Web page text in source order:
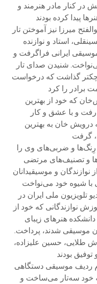
در کنار مادر هنرمند و
میرزا نیز آموختن تار
استاد و نوازنده
ایرانی فراگرفت و
شنیدن صدای تار
گذاشت که درخواست
که خود از بهترین
رفت و با عشق و کار
درویش خان به بهترین
رِنگ‌ها و ضربی‌های وی را
و تصنیف‌های مرتضی
نوازندگان و موسیقیدانان
رادیو تلویزیون ملی ایران در
نوازندگانی که خود از
هنرهای زیبای
موسیقی شدند، پرداخت.
طلایی، حسین علیزاده،
ردیف موسیقی دستگاهی
خود سه‌تار می‌ساخت و